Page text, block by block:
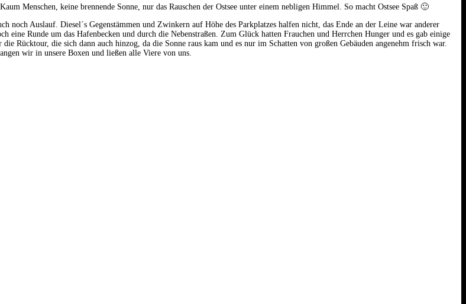
Menschen, keine brennende Sonne, nur das Rauschen der Ostsee unter einem nebligen Himmel. So macht Ostsee Spaß 🙂
noch Auslauf. Diesel´s Gegenstämmen und Zwinkern auf Höhe des Parkplatzes halfen nicht, das Ende an der Leine war anderer
Runde um das Hafenbecken und durch die Nebenstraßen. Zum Glück hatten Frauchen und Herrchen Hunger und es gab einige
Rücktour, die sich dann auch hinzog, da die Sonne raus kam und es nur im Schatten von großen Gebäuden angenehm frisch war.
wir in unsere Boxen und ließen alle Viere von uns.